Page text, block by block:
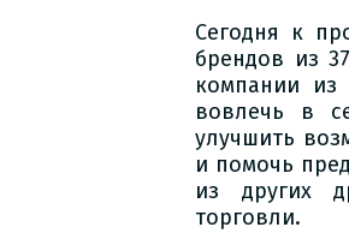
Сегодня к
брендов из
компании из
вовлечь в
улучшить
и помочь
из других
торговли.